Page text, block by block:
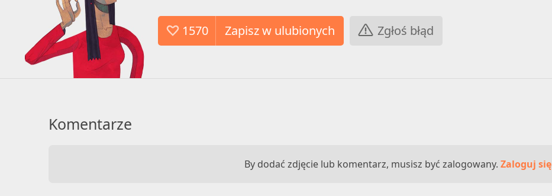
1570 Zgłoś błąd
Komentarze
By dodać zdjęcie lub komentarz, musisz być zalogowany. Zaloguj się